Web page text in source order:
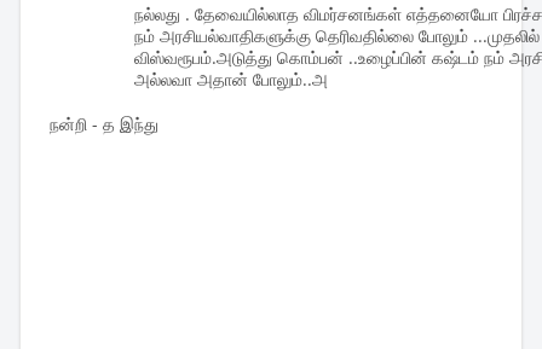
நல்லது . தேவையில்லாத விமர்சனங்கள் எத்தனையோ
நம் அரசியல்வாதிகளுக்கு தெரிவதில்லை போலும் ...முதலில்
விஸ்வரூபம்.அடுத்து கொம்பன் ..உழைப்பின் கஷ்டம் நம்
அல்லவா அதான் போலும்..அ
நன்றி - த இந்து